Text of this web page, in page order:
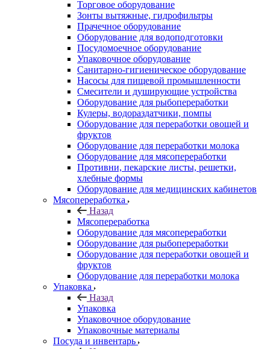
Торговое оборудование
Зонты вытяжные, гидрофильтры
Прачечное оборудование
Оборудование для водоподготовки
Посудомоечное оборудование
Упаковочное оборудование
Санитарно-гигиеническое оборудование
Насосы для пищевой промышленности
Смесители и душирующие устройства
Оборудование для рыбопереработки
Кулеры, водораздатчики, помпы
Оборудование для переработки овощей и
фруктов
Оборудование для переработки молока
Оборудование для мясопереработки
Противни, пекарские листы, решетки,
хлебные формы
Оборудование для медицинских кабинетов
Мясопереработка
Назад
Мясопереработка
Оборудование для мясопереработки
Оборудование для рыбопереработки
Оборудование для переработки овощей и
фруктов
Оборудование для переработки молока
Упаковка
Назад
Упаковка
Упаковочное оборудование
Упаковочные материалы
Посуда и инвентарь